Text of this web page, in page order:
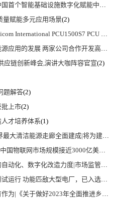
首个智能基础设施数字化赋能中心
量赋能多元应用场景(2)
PCU1500S7 PCU 1500 S7 V4.5.0
高性能储能和太阳能组串式逆变器方案 以实现可持续的未来
应链创新峰会,演讲大咖阵容官宣(2)
题解答(2)
批上市(2)
才培养体系(1)
新型能源体系、保障国家能源安全、实现“双碳”目标提供有力支撑
亿美元 智慧工厂、智慧城市、智慧电网等将占60%以上
管总局 工业和信息化部 关于促进企业计量能力提升的指导意见
能匹敌大型电厂，已入选国际典型案例
2023年全面推进乡村振兴重点工作的意见》发布